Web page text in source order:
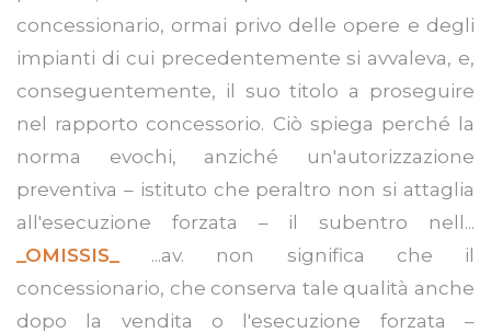
concessionario, ormai privo delle opere e degli
impianti di cui precedentemente si avvaleva, e,
conseguentemente, il suo titolo a proseguire
nel rapporto concessorio. Ciò spiega perché la
norma evochi, anziché un'autorizzazione
preventiva – istituto che peraltro non si attaglia
all'esecuzione forzata – il subentro nell...
_OMISSIS_
...av. non significa che il
concessionario, che conserva tale qualità anche
dopo la vendita o l'esecuzione forzata –